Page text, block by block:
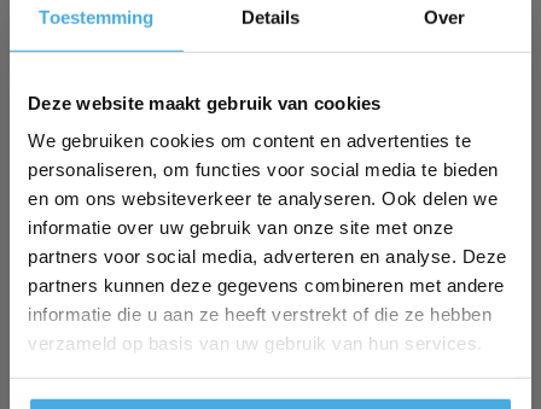
Toestemming Details Over
Deze website maakt gebruik van cookies
We gebruiken cookies om content en advertenties te
personaliseren, om functies voor social media te bieden
en om ons websiteverkeer te analyseren. Ook delen we
informatie over uw gebruik van onze site met onze
partners voor social media, adverteren en analyse. Deze
partners kunnen deze gegevens combineren met andere
informatie die u aan ze heeft verstrekt of die ze hebben
verzameld op basis van uw gebruik van hun services.
Woning- en project stoffering
Dakbedekking
Isolatie
Bouw, landbouw, industrie